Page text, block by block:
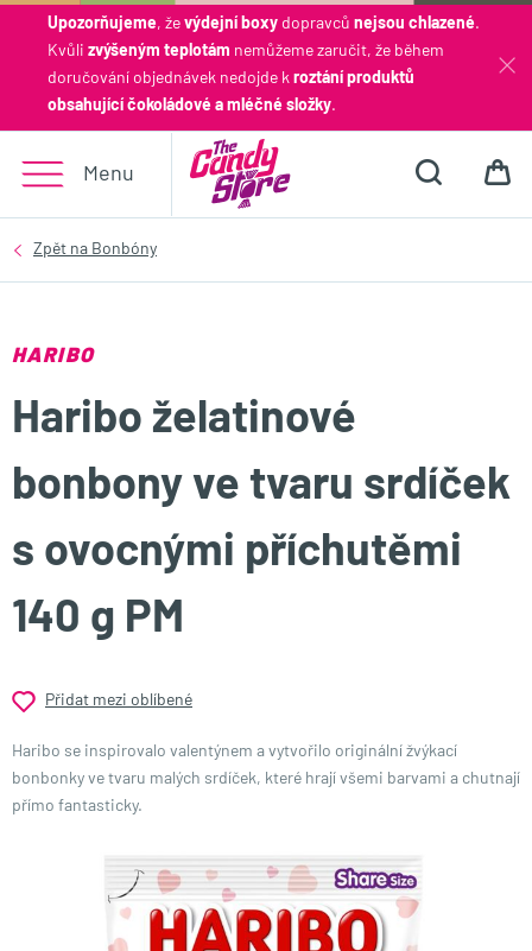
Upozorňujeme, že výdejní boxy dopravců nejsou chlazené.
Kvůli zvýšeným teplotám nemůžeme zaručit, že během
doručování objednávek nedojde k roztání produktů
obsahující čokoládové a mléčné složky.
Menu
Hledat
HARIBO
Haribo želatinové
bonbony ve tvaru srdíček
s ovocnými příchutěmi
140 g PM
Přidat mezi oblíbené
Haribo se inspirovalo valentýnem a vytvořilo originální žvýkací
bonbonky ve tvaru malých srdíček, které hrají všemi barvami a chutnají
přímo fantasticky.